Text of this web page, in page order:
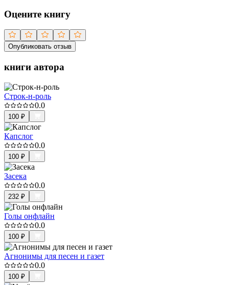
Оцените книгу
Опубликовать отзыв
книги автора
Строк-н-роль
0.0
100 ₽
Капслог
0.0
100 ₽
Засека
0.0
232 ₽
Голы онфлайн
0.0
100 ₽
Агнонимы для песен и газет
0.0
100 ₽